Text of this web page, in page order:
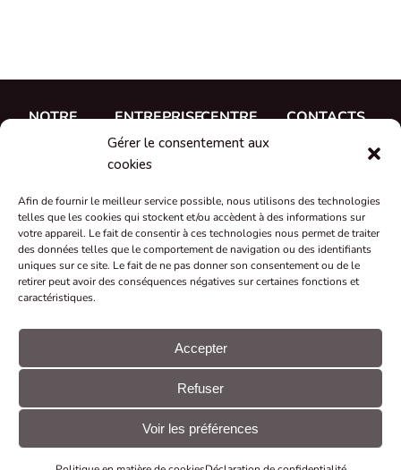
Gérer le consentement aux
cookies
Afin de fournir le meilleur service possible, nous utilisons des technologies
telles que les cookies qui stockent et/ou accèdent à des informations sur
votre appareil. Le fait de consentir à ces technologies nous permet de traiter
des données telles que le comportement de navigation ou des identifiants
uniques sur ce site. Le fait de ne pas donner son consentement ou de le
retirer peut avoir des conséquences négatives sur certaines fonctions et
caractéristiques.
Accepter
Refuser
Voir les préférences
NOTRE
Références
Nouveautés
ENTREPRISE
A propos de
l'équipe
Carrière
Certificats et
déclarations
Subventions
CENTRE
D'AIDE
Formation
Soutien
CONTACTS
© CUE, a.s.
Tous droits
Préférences
Déclaration